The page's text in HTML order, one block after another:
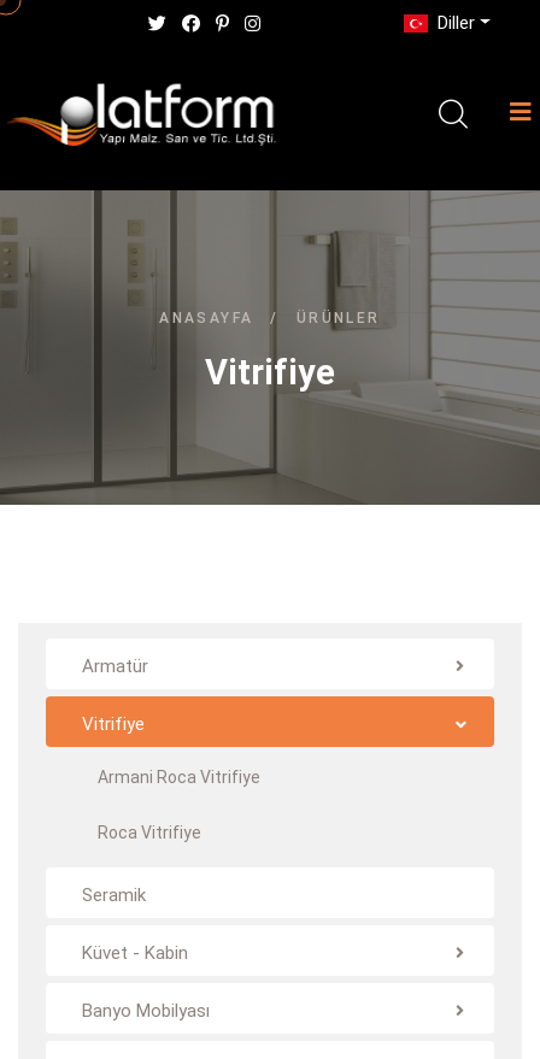
Diller
ANASAYFA / ÜRÜNLER
Vitrifiye
Armatür
Vitrifiye
Armani Roca Vitrifiye
Roca Vitrifiye
Seramik
Küvet - Kabin
Banyo Mobilyası